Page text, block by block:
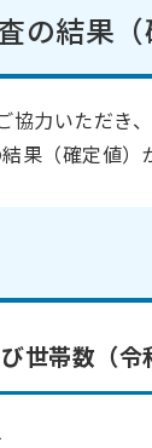
の結果（
協力いただき
果（確定値）
世帯数（令